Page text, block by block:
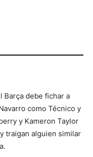
Barça debe fichar a
como Técnico y
y Kameron Taylor
traigan alguien similar